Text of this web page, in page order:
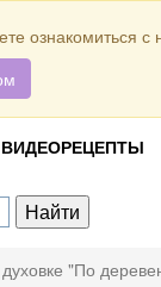
ВИДЕОРЕЦЕПТЫ
"По
ознакомиться